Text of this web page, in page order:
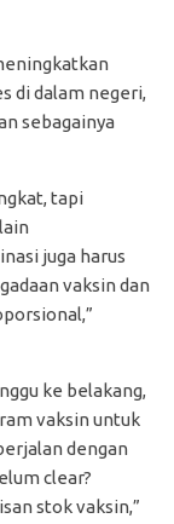
di dalam negeri,
sebagainya
tapi
juga harus
vaksin dan
ke belakang,
vaksin untuk
dengan
clear?
stok vaksin,”